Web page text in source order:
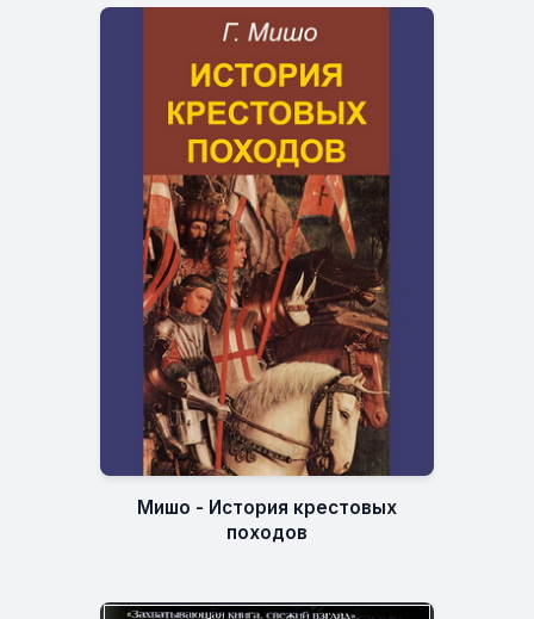
Мишо - История крестовых
походов